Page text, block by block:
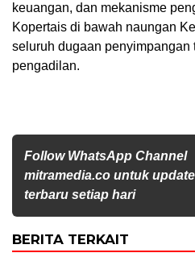
keuangan, dan mekanisme
Kopertais di bawah naungan
seluruh dugaan penyimpangan
pengadilan.
Follow WhatsApp Channel
mitramedia.co untuk
terbaru setiap hari
BERITA TERKAIT